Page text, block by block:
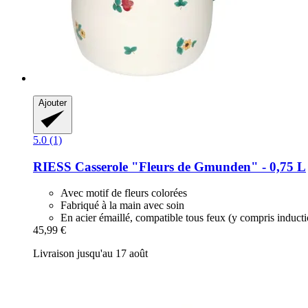
Ajouter
5.0 (1)
RIESS Casserole "Fleurs de Gmunden" -​ 0,75 L
Avec motif de fleurs colorées
Fabriqué à la main avec soin
En acier émaillé, compatible tous feux (y compris
45,99 €
Livraison jusqu'au 17 août